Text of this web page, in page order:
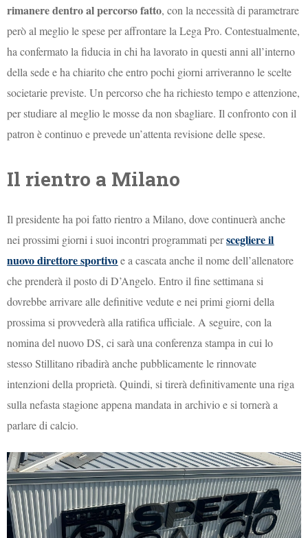
rimanere dentro al percorso fatto, con la necessità di parametrare
però al meglio le spese per affrontare la Lega Pro. Contestualmente,
ha confermato la fiducia in chi ha lavorato in questi anni all’interno
della sede e ha chiarito che entro pochi giorni arriveranno le scelte
societarie previste. Un percorso che ha richiesto tempo e attenzione,
per studiare al meglio le mosse da non sbagliare. Il confronto con il
patron è continuo e prevede un’attenta revisione delle spese.
Il rientro a Milano
Il presidente ha poi fatto rientro a Milano, dove continuerà anche
nei prossimi giorni i suoi incontri programmati perscegliere il
nuovo direttore sportivoe a cascata anche il nome dell’allenatore
che prenderà il posto di D’Angelo. Entro il fine settimana si
dovrebbe arrivare alle definitive vedute e nei primi giorni della
prossima si provvederà alla ratifica ufficiale. A seguire, con la
nomina del nuovo DS, ci sarà una conferenza stampa in cui lo
stesso Stillitano ribadirà anche pubblicamente le rinnovate
intenzioni della proprietà. Quindi, si tirerà definitivamente una riga
sulla nefasta stagione appena mandata in archivio e si tornerà a
parlare di calcio.